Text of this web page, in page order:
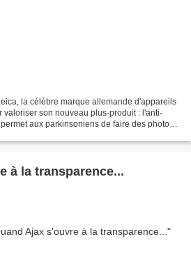
la célèbre marque allemande d'appareils
valoriser son nouveau plus-produit : l'anti-
aux parkinsoniens de faire des photos
à la transparence...